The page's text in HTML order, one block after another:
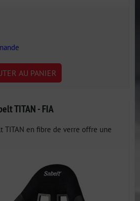
AU PANIER
TITAN - FIA
TITAN en fibre de verre offre une